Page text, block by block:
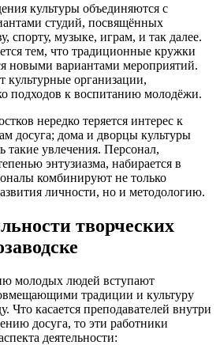
культуры объединяются с
студий, посвящённых
спорту, музыке, играм, и так далее.
тем, что традиционные кружки
новыми вариантами мероприятий.
культурные организации,
подходов к воспитанию молодёжи.
нередко теряется интерес к
досуга; дома и дворцы культуры
такие увлечения. Персонал,
энтузиазма, набирается в
комбинируют не только
личности, но и методологию.
творческих
молодых людей вступают
традиции и культуру
Что касается преподавателей внутри
досуга, то эти работники
деятельности: